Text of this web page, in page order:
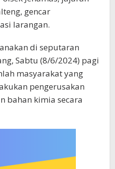
gencar
larangan.
di seputaran
Sabtu (8/6/2024) pagi
masyarakat yang
pengerusakan
bahan kimia secara